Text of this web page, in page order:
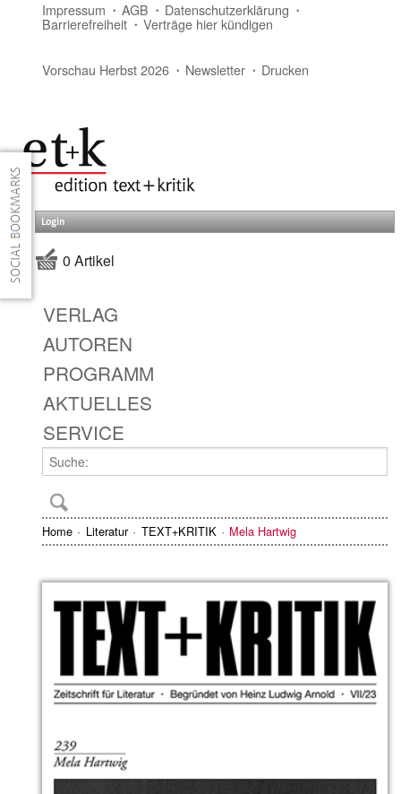
Impressum AGB Datenschutzerklärung
Barrierefreiheit Verträge hier kündigen
Vorschau Herbst 2026 Newsletter Drucken
Login
0 Artikel
VERLAG
AUTOREN
PROGRAMM
AKTUELLES
SERVICE
Home Literatur TEXT+KRITIK Mela Hartwig